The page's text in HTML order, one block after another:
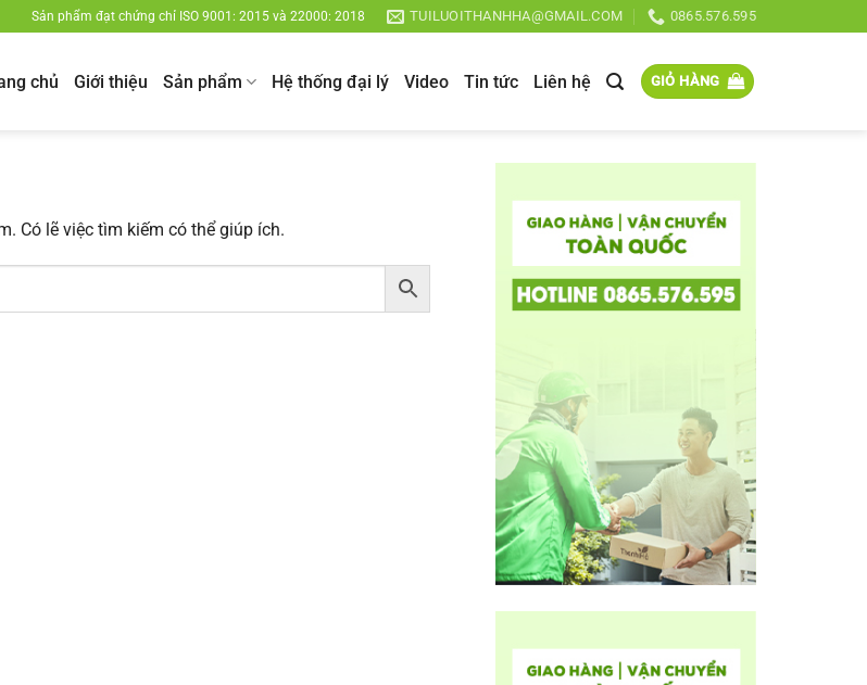
Sản phẩm đạt chứng chỉ ISO 9001: 2015 và 22000: 2018 TUILUOITHANHHA@GMAIL.COM 0865.576.595
chủ Giới thiệu Sản phẩm Hệ thống đại lý Video Tin tức Liên hệ GIỎ HÀNG
Có lẽ việc tìm kiếm có thể giúp ích.